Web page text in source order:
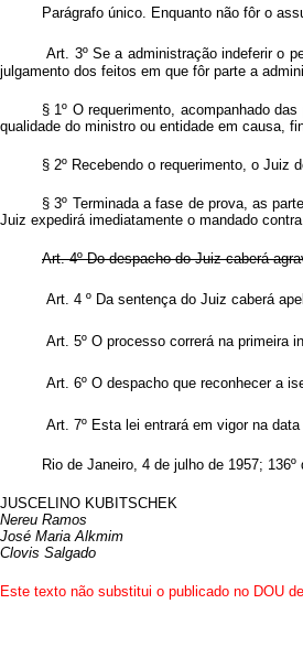
Parágrafo único. Enquanto não fôr o
Art. 3º Se a administração indeferir o
julgamento dos feitos em que fôr parte a
§ 1º O requerimento, acompanhado
qualidade do ministro ou entidade em causa,
§ 2º Recebendo o requerimento, o Juiz
§ 3º Terminada a fase de prova, as
Juiz expedirá imediatamente o mandado
Art. 4º Do despacho do Juiz caberá
Art. 4 º Da sentença do Juiz caberá
Art. 5º O processo correrá na primeira
Art. 6º O despacho que reconhecer a
Art. 7º Esta lei entrará em vigor na
Rio de Janeiro, 4 de julho de 1957;
JUSCELINO KUBITSCHEK
Nereu Ramos
José Maria Alkmim
Clovis Salgado
Este texto não substitui o publicado no DOU